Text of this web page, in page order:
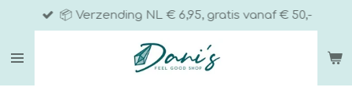
direct
naar
📦 Verzending NL € 6,95, gratis vanaf € 50,-